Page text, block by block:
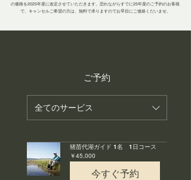
の価格を2025年度に改定させていただきます。恐れながらすでに25年度のご予約のお客様
で、キャンセルご希望の方は、無料で承りますのでお早目にご連絡くだいませ。
ご予約
全てのサービス
猪苗代湖ガイド 1名 1日コース
45,000
円
￥45,000
今すぐ予約